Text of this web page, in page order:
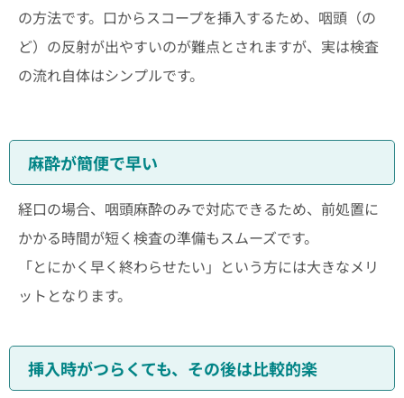
の方法です。口からスコープを挿入するため、咽頭（の
ど）の反射が出やすいのが難点とされますが、実は検査
の流れ自体はシンプルです。
麻酔が簡便で早い
経口の場合、咽頭麻酔のみで対応できるため、前処置に
かかる時間が短く検査の準備もスムーズです。
「とにかく早く終わらせたい」という方には大きなメリ
ットとなります。
挿入時がつらくても、その後は比較的楽